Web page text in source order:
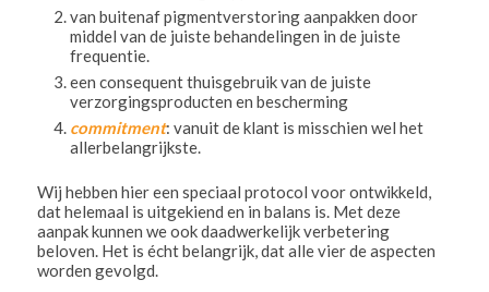
van buitenaf pigmentverstoring aanpakken door
middel van de juiste behandelingen in de juiste
frequentie.
een consequent thuisgebruik van de juiste
verzorgingsproducten en bescherming
commitment: vanuit de klant is misschien wel het
allerbelangrijkste.
Wij hebben hier een speciaal protocol voor ontwikkeld,
dat helemaal is uitgekiend en in balans is. Met deze
aanpak kunnen we ook daadwerkelijk verbetering
beloven. Het is écht belangrijk, dat alle vier de aspecten
worden gevolgd.